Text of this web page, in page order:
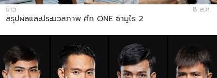
ข่าว 8 ส.ค.
สรุปผลและประมวลภาพ ศึก ONE ซามูไร 2